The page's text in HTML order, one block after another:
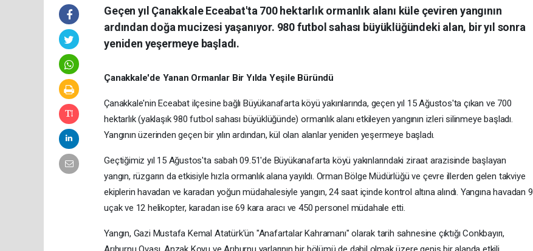
Geçen yıl Çanakkale Eceabat'ta 700 hektarlık ormanlık alanı küle çeviren yangının
ardından doğa mucizesi yaşanıyor. 980 futbol sahası büyüklüğündeki alan, bir yıl sonra
yeniden yeşermeye başladı.
Çanakkale'de Yanan Ormanlar Bir Yılda Yeşile Büründü
Çanakkale'nin Eceabat ilçesine bağlı Büyükanafarta köyü yakınlarında, geçen yıl 15 Ağustos'ta çıkan ve 700
hektarlık (yaklaşık 980 futbol sahası büyüklüğünde) ormanlık alanı etkileyen yangının izleri silinmeye başladı.
Yangının üzerinden geçen bir yılın ardından, kül olan alanlar yeniden yeşermeye başladı.
Geçtiğimiz yıl 15 Ağustos'ta sabah 09.51'de Büyükanafarta köyü yakınlarındaki ziraat arazisinde başlayan
yangın, rüzgarın da etkisiyle hızla ormanlık alana yayıldı. Orman Bölge Müdürlüğü ve çevre illerden gelen takviye
ekiplerin havadan ve karadan yoğun müdahalesiyle yangın, 24 saat içinde kontrol altına alındı. Yangına havadan 9
uçak ve 12 helikopter, karadan ise 69 kara aracı ve 450 personel müdahale etti.
Yangın, Gazi Mustafa Kemal Atatürk'ün "Anafartalar Kahramanı" olarak tarih sahnesine çıktığı Conkbayırı,